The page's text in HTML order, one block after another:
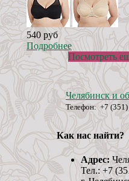
540 руб
Подробнее
Посмотреть
Челябинск и
Телефон: +7
Как нас найти?
Адрес:
Тел.: +7